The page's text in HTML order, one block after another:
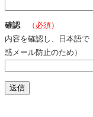
確認
（必須）
内容を確認し、日本語で
惑メール防止のため）